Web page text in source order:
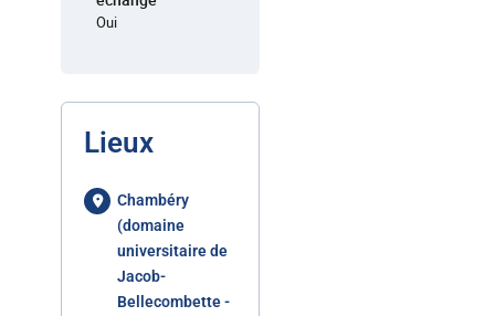
Oui
Lieux
Chambéry
(domaine
universitaire de
Jacob-
Bellecombette -